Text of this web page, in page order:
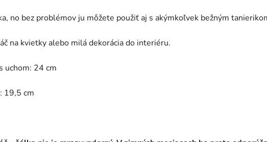
no bez problémov ju môžete použiť aj s akýmkoľvek bežným
na kvietky alebo milá dekorácia do interiéru.
uchom: 24 cm
19,5 cm